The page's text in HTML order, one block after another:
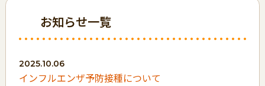
お知らせ一覧
2025.10.06
インフルエンザ予防接種について